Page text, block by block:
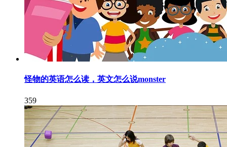
怪物的英语怎么读，英文怎么说monster
359